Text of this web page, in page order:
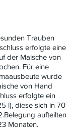
Trauben
erfolgte eine
der Maische von
Für eine
wurde
von Hand
erfolgte ein
l), diese sich in 70
aufteilten
Monaten.